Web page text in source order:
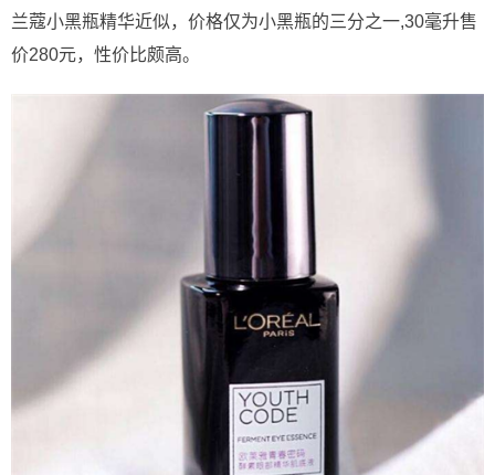
兰蔻小黑瓶精华近似，价格仅为小黑瓶的三分之一,30毫升售
价280元，性价比颇高。